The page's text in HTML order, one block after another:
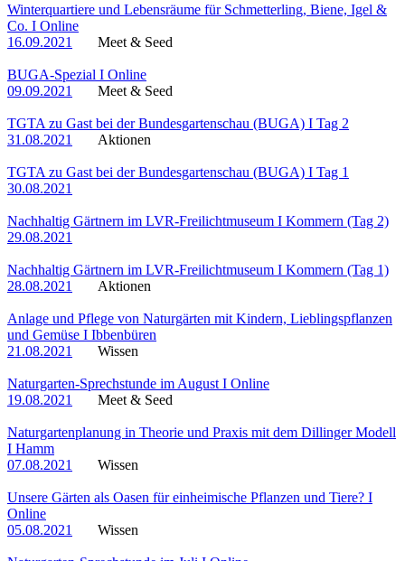
Winterquartiere und Lebensräume für Schmetterling, Biene, Igel &
Co. I Online
16.09.2021
Meet & Seed
BUGA-Spezial I Online
09.09.2021
Meet & Seed
TGTA zu Gast bei der Bundesgartenschau (BUGA) I Tag 2
31.08.2021
Aktionen
TGTA zu Gast bei der Bundesgartenschau (BUGA) I Tag 1
30.08.2021
Nachhaltig Gärtnern im LVR-Freilichtmuseum I Kommern (Tag 2)
29.08.2021
Nachhaltig Gärtnern im LVR-Freilichtmuseum I Kommern (Tag 1)
28.08.2021
Aktionen
Anlage und Pflege von Naturgärten mit Kindern, Lieblingspflanzen
und Gemüse I Ibbenbüren
21.08.2021
Wissen
Naturgarten-Sprechstunde im August I Online
19.08.2021
Meet & Seed
Naturgartenplanung in Theorie und Praxis mit dem Dillinger Modell
I Hamm
07.08.2021
Wissen
Unsere Gärten als Oasen für einheimische Pflanzen und Tiere? I
Online
05.08.2021
Wissen